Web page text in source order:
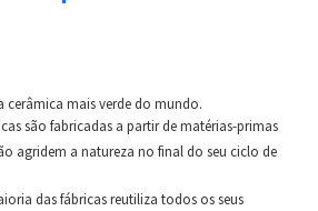
cerâmica mais verde do mundo.
são fabricadas a partir de matérias-primas
agridem a natureza no final do seu ciclo de
das fábricas reutiliza todos os seus